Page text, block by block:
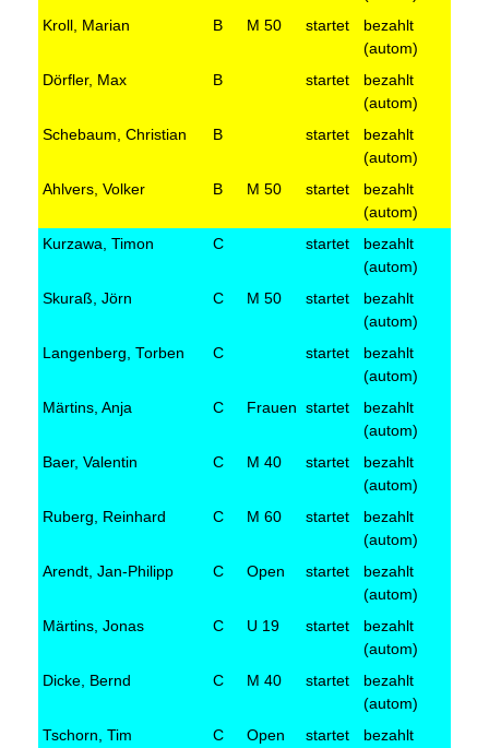
Kroll, Marian
B M 50 startet
bezahlt
(autom)
Dörfler, Max
B startet
bezahlt
(autom)
Schebaum, Christian
B startet
bezahlt
(autom)
Ahlvers, Volker
B M 50 startet
bezahlt
(autom)
Kurzawa, Timon
C startet
bezahlt
(autom)
Skuraß, Jörn
C M 50 startet
bezahlt
(autom)
Langenberg, Torben
C startet
bezahlt
(autom)
Märtins, Anja
C Frauen startet
bezahlt
(autom)
Baer, Valentin
C M 40 startet
bezahlt
(autom)
Ruberg, Reinhard
C M 60 startet
bezahlt
(autom)
Arendt, Jan-Philipp
C Open startet
bezahlt
(autom)
Märtins, Jonas
C U 19 startet
bezahlt
(autom)
Dicke, Bernd
C M 40 startet
bezahlt
(autom)
Tschorn, Tim
C Open startet
bezahlt